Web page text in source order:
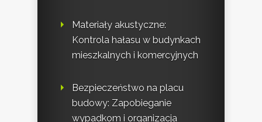
Materiały akustyczne:
Kontrola hałasu w budynkach
mieszkalnych i komercyjnych
Bezpieczeństwo na placu
budowy: Zapobieganie
wypadkom i organizacja